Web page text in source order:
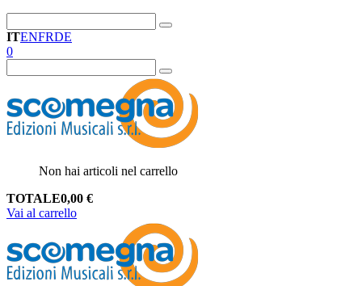
ITENFRDE
0
Non hai articoli nel carrello
TOTALE0,00 €
Vai al carrello